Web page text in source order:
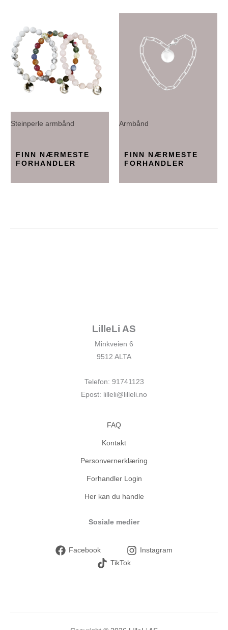
Steinperle armbånd
FINN NÆRMESTE
FORHANDLER
Armbånd
FINN NÆRMESTE
FORHANDLER
LilleLi AS
Minkveien 6
9512 ALTA
Telefon: 91741123
Epost: lilleli@lilleli.no
FAQ
Kontakt
Personvernerklæring
Forhandler Login
Her kan du handle
Sosiale medier
Facebook
Instagram
TikTok